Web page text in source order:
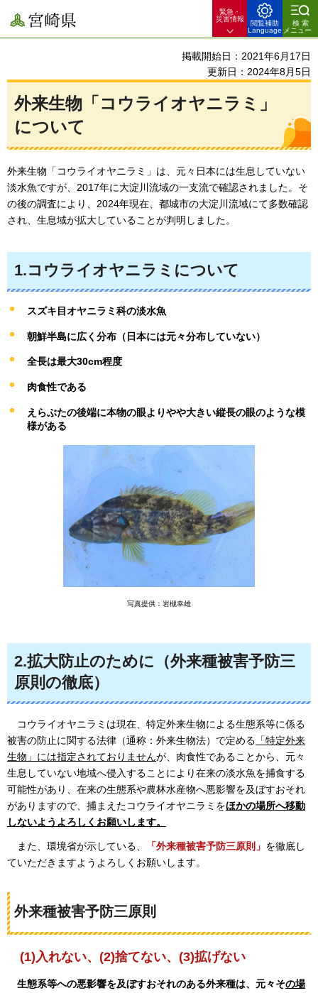
宮崎県
緊急・
災害情報
閲覧補助
Language
検索
メニュー
掲載開始日：2021年6月17日
更新日：2024年8月5日
外来生物「コウライオヤニラミ」
について
外来生物「コウライオヤニラミ」は、元々日本には生息していない
淡水魚ですが、2017年に大淀川流域の一支流で確認されました。そ
の後の調査により、2024年現在、都城市の大淀川流域にて多数確認
され、生息域が拡大していることが判明しました。
1.コウライオヤニラミについて
スズキ目オヤニラミ科の淡水魚
朝鮮半島に広く分布（日本には元々分布していない）
全長は最大30cm程度
肉食性である
えらぶたの後端に本物の眼よりやや大きい縦長の眼のような模
様がある
写真提供：岩槻幸雄
2.拡大防止のために（外来種被害予防三
原則の徹底）
コウライオヤニラミは現在、特定外来生物による生態系等に係る
被害の防止に関する法律（通称：外来生物法）で定める 「特定外来
生物」には指定されておりませんが、肉食性であることから、元々
生息していない地域へ侵入することにより在来の淡水魚を捕食する
可能性があり、在来の生態系や農林水産物へ悪影響を及ぼすおそれ
がありますので、捕まえたコウライオヤニラミをほかの場所へ移動
しないようよろしくお願いします。
また、 環境省が示している、 「外来種被害予防三原則」 を徹底し
ていただきますようよろしくお願いします。
外来種被害予防三原則
(1)入れない、(2)捨てない、(3)拡げない
生態系等への悪影響を及ぼすおそれのある外来種は、元々その場